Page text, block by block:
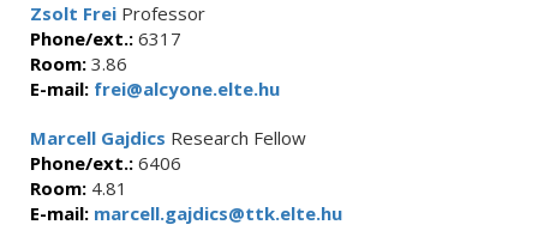
Zsolt Frei Professor
Phone/ext.: 6317
Room: 3.86
E-mail: frei@alcyone.elte.hu
Marcell Gajdics Research Fellow
Phone/ext.: 6406
Room: 4.81
E-mail: marcell.gajdics@ttk.elte.hu